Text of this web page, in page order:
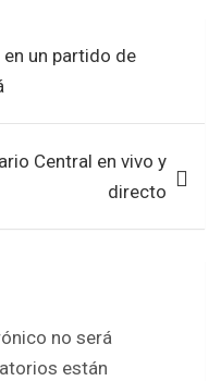
un partido de
Central en vivo y
directo
no será
están